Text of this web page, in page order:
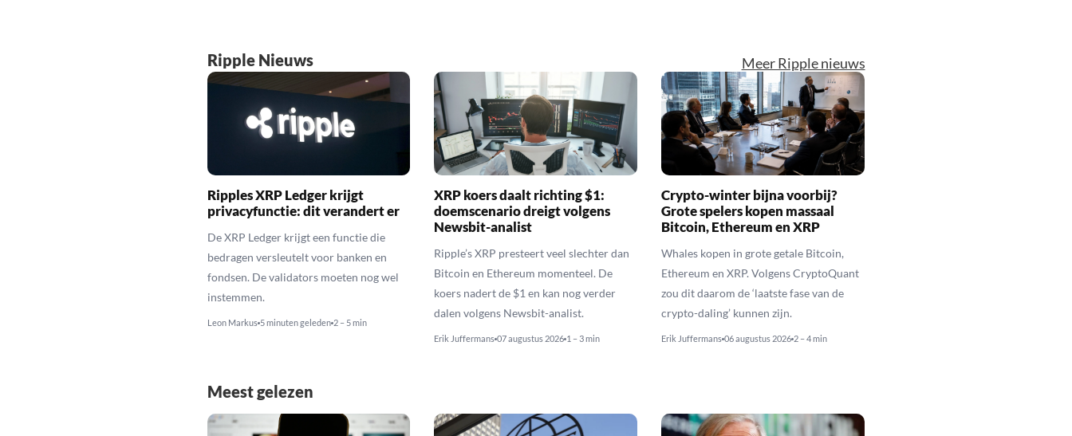
Ripple Nieuws Meer Ripple nieuws
Ripples XRP Ledger krijgt
privacyfunctie: dit verandert er
De XRP Ledger krijgt een functie die
bedragen versleutelt voor banken en
fondsen. De validators moeten nog wel
instemmen.
Leon Markus 5 minuten geleden 2 – 5 min
XRP koers daalt richting $1:
doemscenario dreigt volgens
Newsbit-analist
Ripple’s XRP presteert veel slechter dan
Bitcoin en Ethereum momenteel. De
koers nadert de $1 en kan nog verder
dalen volgens Newsbit-analist.
Erik Juffermans 07 augustus 2026 1 – 3 min
Crypto-winter bijna voorbij?
Grote spelers kopen massaal
Bitcoin, Ethereum en XRP
Whales kopen in grote getale Bitcoin,
Ethereum en XRP. Volgens CryptoQuant
zou dit daarom de ‘laatste fase van de
crypto-daling’ kunnen zijn.
Erik Juffermans 06 augustus 2026 2 – 4 min
Meest gelezen